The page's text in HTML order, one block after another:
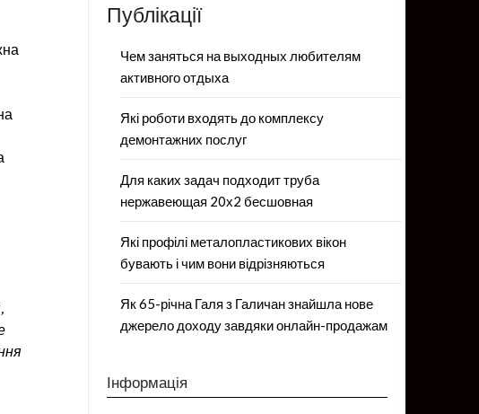
Публікації
Чем заняться на выходных любителям
активного отдыха
Які роботи входять до комплексу
демонтажних послуг
Для каких задач подходит труба
нержавеющая 20х2 бесшовная
Які профілі металопластикових вікон
бувають і чим вони відрізняються
Як 65-річна Галя з Галичан знайшла нове
джерело доходу завдяки онлайн-продажам
Інформація